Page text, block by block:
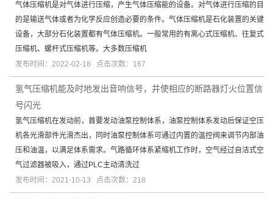
气体压缩机是对气体进行压缩，产生气体压缩能的设备。对气体进行压缩的目
的是输送气体或者为化学反应创造必要的条件。气体压缩机是石化装置的关键
设备，大部分石化装置都有气体压缩机。一般常用的有离心式压缩机、往复式
压缩机、螺杆式压缩机等。大多数压缩机
发布时间：2022-02-18 点击次数：167
氢气压缩机能及时地发出音响信号，并使相应的断路器灯火位置信
号闪光
氢气压缩机在发动前，首要发动油泵控制体系，油泵控制体系发动后保证空压
机各光滑部件光滑杰出，同时油泵控制体系可通过内置的温控阀来调节内部油
压和油温，以满足体系需求。气路循环体系紧缩机工作时，空气经过自洁式空
气过滤器被吸入，通过PLC主动清洗过
发布时间：2021-10-13 点击次数：218